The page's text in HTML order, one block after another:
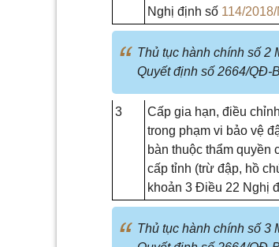
Nghị định số 114/
Thủ tục hành chính số 2
Quyết định số 2664/QĐ-
3
Cấp gia hạn, điều
trong phạm vi bảo vệ
bàn thuộc thẩm quyền
cấp tỉnh (trừ đập, hồ
khoản 3 Điều 22 Nghị
Thủ tục hành chính số 3